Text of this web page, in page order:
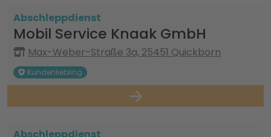
Abschleppdienst
Mobil Service Knaak GmbH
Max-Weber-Straße 3a, 25451 Quickborn
Kundenliebling